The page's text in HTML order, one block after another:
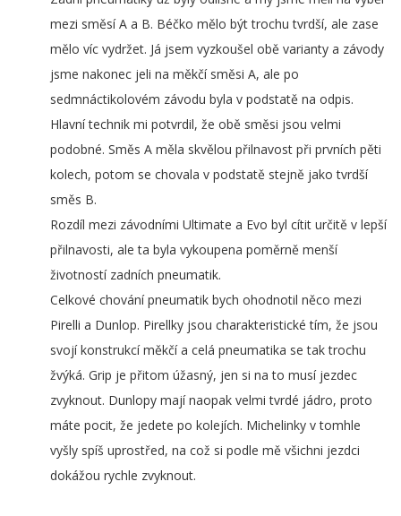
mezi směsí A a B. Béčko mělo být trochu tvrdší, ale zase
mělo víc vydržet. Já jsem vyzkoušel obě varianty a závody
jsme nakonec jeli na měkčí směsi A, ale po
sedmnáctikolovém závodu byla v podstatě na odpis.
Hlavní technik mi potvrdil, že obě směsi jsou velmi
podobné. Směs A měla skvělou přilnavost při prvních pěti
kolech, potom se chovala v podstatě stejně jako tvrdší
směs B.
Rozdíl mezi závodními Ultimate a Evo byl cítit určitě v lepší
přilnavosti, ale ta byla vykoupena poměrně menší
životností zadních pneumatik.
Celkové chování pneumatik bych ohodnotil něco mezi
Pirelli a Dunlop. Pirellky jsou charakteristické tím, že jsou
svojí konstrukcí měkčí a celá pneumatika se tak trochu
žvýká. Grip je přitom úžasný, jen si na to musí jezdec
zvyknout. Dunlopy mají naopak velmi tvrdé jádro, proto
máte pocit, že jedete po kolejích. Michelinky v tomhle
vyšly spíš uprostřed, na což si podle mě všichni jezdci
dokážou rychle zvyknout.